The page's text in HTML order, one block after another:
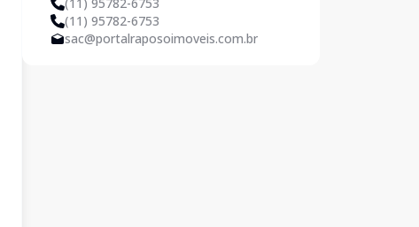
(11) 95782-6753
sac@portalraposoimoveis.com.br